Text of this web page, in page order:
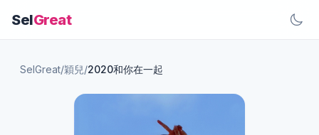
SelGreat
SelGreat/穎兒/2020和你在一起